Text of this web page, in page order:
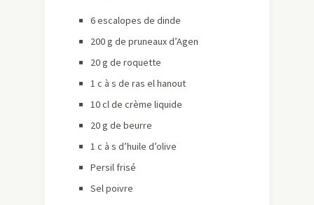
6 escalopes de dinde
200 g de pruneaux d’Agen
20 g de roquette
1 c à s de ras el hanout
10 cl de crème liquide
20 g de beurre
1 c à s d’huile d’olive
Persil frisé
Sel poivre